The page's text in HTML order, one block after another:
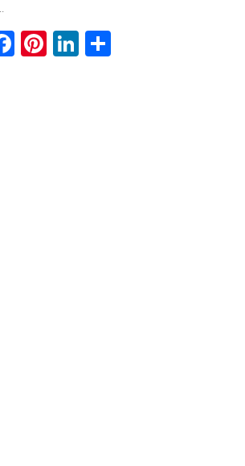
Facebook
Pinterest
LinkedIn